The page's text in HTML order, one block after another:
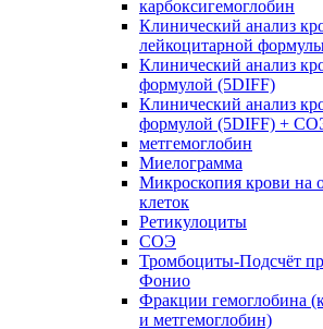
карбоксигемоглобин
Клинический анализ
лейкоцитарной
Клинический анализ
формулой (5DIFF)
Клинический анализ
формулой (5DIFF) +
метгемоглобин
Миелограмма
Микроскопия крови на
клеток
Ретикулоциты
СОЭ
Тромбоциты-Подсчёт
Фонио
Фракции гемоглобина
и метгемоглобин)